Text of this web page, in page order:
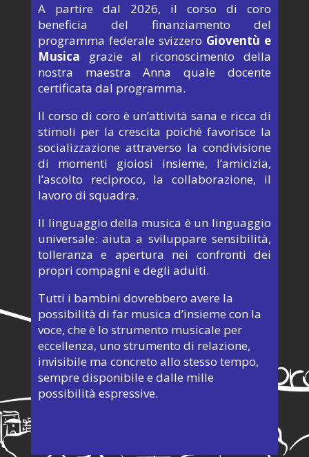
A partire dal 2026, il corso di coro
beneficia del finanziamento del
programma federale svizzero Gioventù e
Musica grazie al riconoscimento della
nostra maestra Anna quale docente
certificata dal programma.
Il corso di coro è un’attività sana e ricca di
stimoli per la crescita poiché favorisce la
socializzazione attraverso la condivisione
di momenti gioiosi insieme, l’amicizia,
l’ascolto reciproco, la collaborazione, il
lavoro di squadra.
Il linguaggio della musica è un linguaggio
universale: aiuta a svilupparesensibilità,
tolleranza e apertura nei confronti dei
propri compagni e degli adulti.
Tutti i bambini dovrebbero avere la
possibilità di far musica d’insieme con la
voce, che è lo strumento musicale per
eccellenza, uno strumento di relazione,
invisibile ma concreto allo stesso tempo,
sempre disponibile e dalle mille
possibilità espressive.